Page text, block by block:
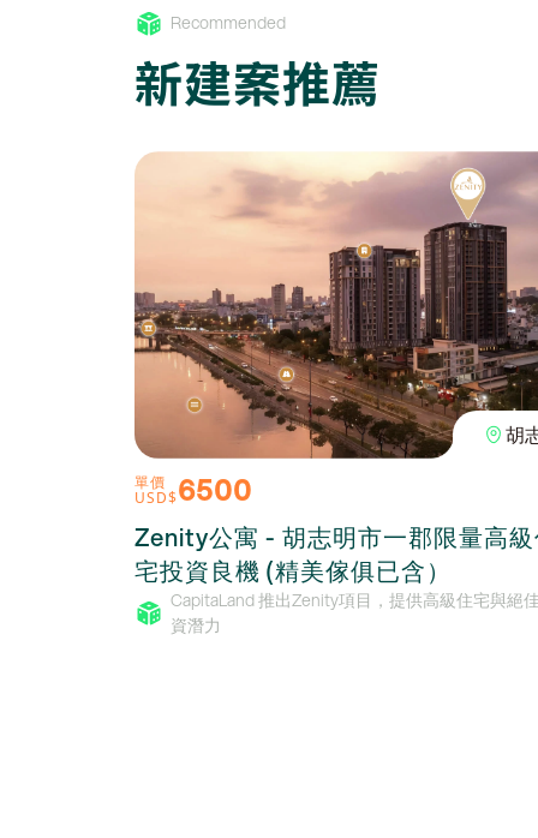
Recommended
新建案推薦
胡
單價
USD$6500
Zenity公寓 - 胡志明市一郡限量高
宅投資良機 (精美傢俱已含）
CapitaLand 推出Zenity項目，提供高級住宅與絕
資潛力